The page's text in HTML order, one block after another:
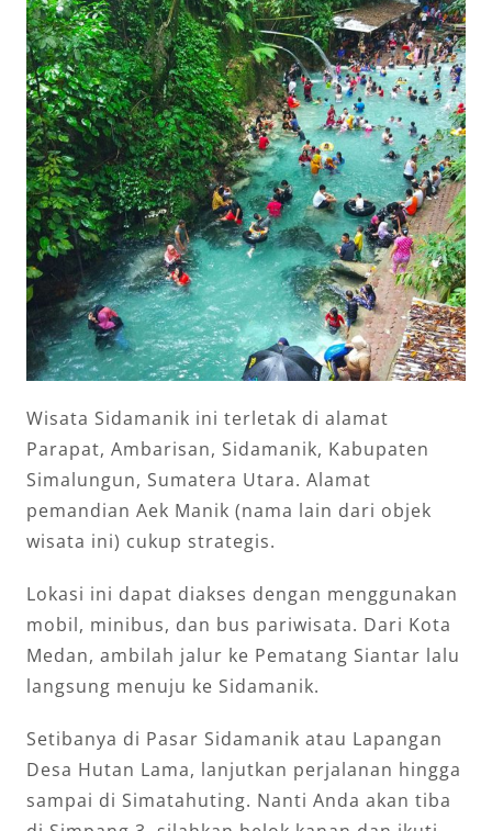
Wisata Sidamanik ini terletak di alamat
Parapat, Ambarisan, Sidamanik, Kabupaten
Simalungun, Sumatera Utara. Alamat
pemandian Aek Manik (nama lain dari objek
wisata ini) cukup strategis.
Lokasi ini dapat diakses dengan menggunakan
mobil, minibus, dan bus pariwisata. Dari Kota
Medan, ambilah jalur ke Pematang Siantar lalu
langsung menuju ke Sidamanik.
Setibanya di Pasar Sidamanik atau Lapangan
Desa Hutan Lama, lanjutkan perjalanan hingga
sampai di Simatahuting. Nanti Anda akan tiba